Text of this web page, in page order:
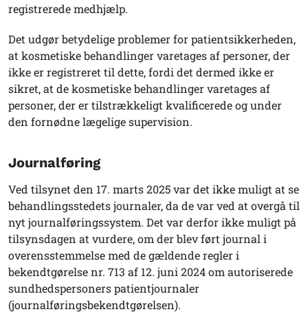
registrerede medhjælp.
Det udgør betydelige problemer for patientsikkerheden,
at kosmetiske behandlinger varetages af personer, der
ikke er registreret til dette, fordi det dermed ikke er
sikret, at de kosmetiske behandlinger varetages af
personer, der er tilstrækkeligt kvalificerede og under
den fornødne lægelige supervision.
Journalføring
Ved tilsynet den 17. marts 2025 var det ikke muligt at se
behandlingsstedets journaler, da de var ved at overgå til
nyt journalføringssystem. Det var derfor ikke muligt på
tilsynsdagen at vurdere, om der blev ført journal i
overensstemmelse med de gældende regler i
bekendtgørelse nr. 713 af 12. juni 2024 om autoriserede
sundhedspersoners patientjournaler
(journalføringsbekendtgørelsen).